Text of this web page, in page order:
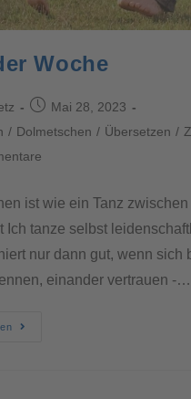
Woche
Mai 28, 2023
/ Dolmetschen / Übersetzen /
ist wie ein Tanz
Ich tanze selbst
nur dann gut, wenn sich
einander vertrauen -…